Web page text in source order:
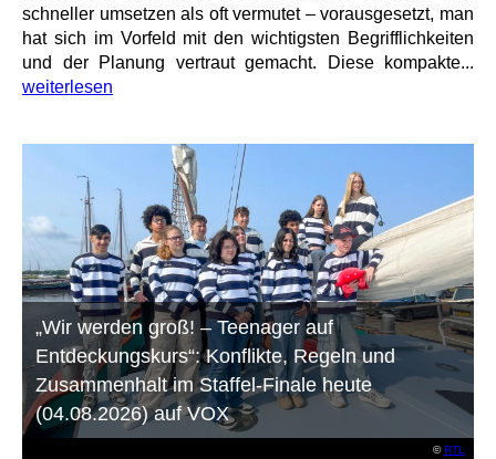
schneller umsetzen als oft vermutet – vorausgesetzt, man
hat sich im Vorfeld mit den wichtigsten Begrifflichkeiten
und der Planung vertraut gemacht. Diese kompakte...
weiterlesen
©RTL
„Wir werden groß! – Teenager auf
Entdeckungskurs“: Konflikte, Regeln und
Zusammenhalt im Staffel-Finale heute
(04.08.2026) auf VOX